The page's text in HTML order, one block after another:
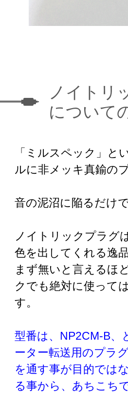
ノイトリ
について
「ミルスペック」と
ルに非メッキ真鍮の
音の泥沼に陥るだけ
ノイトリックプラグ
色を出してくれる逸
まず無いと言えるほ
クでも絶対に使って
す。
型番は、NP2CM-B
ーター転送用のプラ
を通す事が目的では
る事から、あちこち